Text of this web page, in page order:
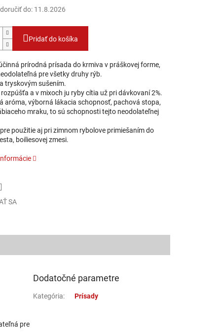
do: 11.8.2026
Pridať do košíka
prírodná prísada do krmiva v práškovej forme,
pre všetky druhy rýb.
tryskovým sušením.
rozpúšťa a v mixoch ju ryby cítia už pri dávkovaní 2%.
aróma, výborná lákacia schopnosť, pachová stopa,
mraku, to sú schopnosti tejto neodolateľnej
použitie aj pri zimnom rybolove primiešaním do
boiliesovej zmesi.
SA
pre
Dodatočné parametre
Kategória: Prísady